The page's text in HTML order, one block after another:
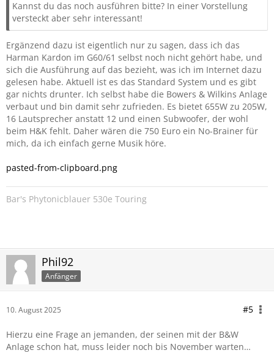
Kannst du das noch ausführen bitte? In einer Vorstellung
versteckt aber sehr interessant!
Ergänzend dazu ist eigentlich nur zu sagen, dass ich das
Harman Kardon im G60/61 selbst noch nicht gehört habe, und
sich die Ausführung auf das bezieht, was ich im Internet dazu
gelesen habe. Aktuell ist es das Standard System und es gibt
gar nichts drunter. Ich selbst habe die Bowers & Wilkins Anlage
verbaut und bin damit sehr zufrieden. Es bietet 655W zu 205W,
16 Lautsprecher anstatt 12 und einen Subwoofer, der wohl
beim H&K fehlt. Daher wären die 750 Euro ein No-Brainer für
mich, da ich einfach gerne Musik höre.
pasted-from-clipboard.png
Bar's Phytonicblauer 530e Touring
Phil92
Anfänger
10. August 2025 #5
Hierzu eine Frage an jemanden, der seinen mit der B&W
Anlage schon hat, muss leider noch bis November warten…